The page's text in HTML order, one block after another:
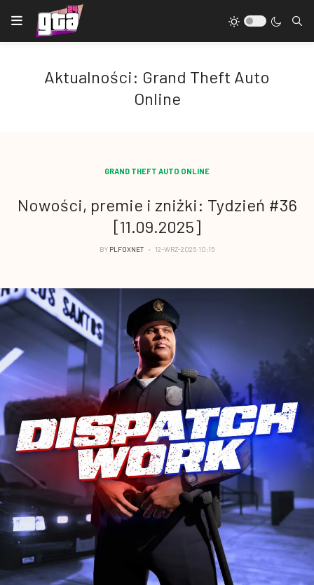
Aktualności: Grand Theft Auto
Online
GRAND THEFT AUTO ONLINE
Nowości, premie i zniżki: Tydzień #36
[11.09.2025]
BY PLFOXNET 12-WRZ-2025 10:15